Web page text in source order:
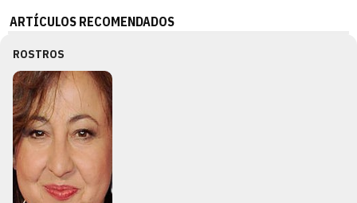
ARTÍCULOS RECOMENDADOS
ROSTROS